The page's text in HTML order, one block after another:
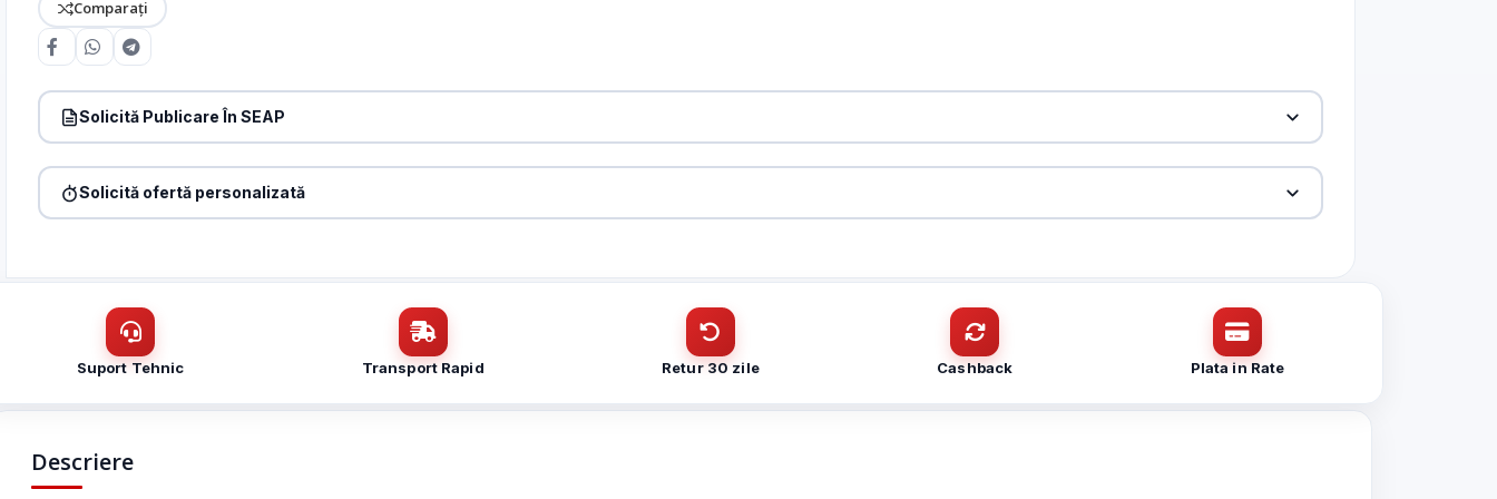
Comparați
Solicită Publicare În SEAP
Denumire firmă / instituție*
Email* Telefon*
Mesaj (cantitate, termen, alte detalii)
Solicită ofertă personalizată
* Telefon
Suport Tehnic Transport Rapid Retur 30 zile Cashback Plata in Rate
Descriere